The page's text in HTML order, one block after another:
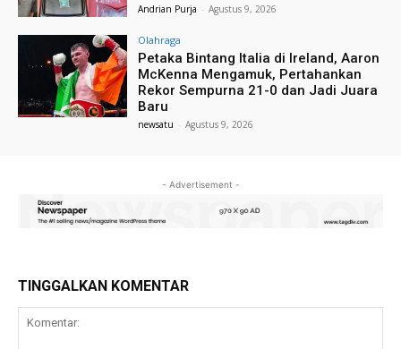
Andrian Purja - Agustus 9, 2026
Olahraga
Petaka Bintang Italia di Ireland, Aaron
McKenna Mengamuk, Pertahankan
Rekor Sempurna 21-0 dan Jadi Juara
Baru
newsatu - Agustus 9, 2026
- Advertisement -
TINGGALKAN KOMENTAR